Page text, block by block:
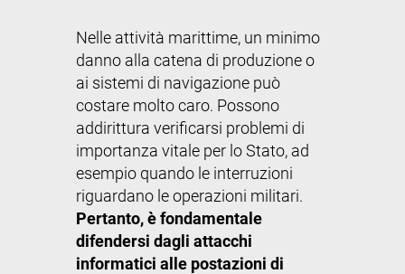
Nelle attività marittime, un minimo
danno alla catena di produzione o
ai sistemi di navigazione può
costare molto caro. Possono
addirittura verificarsi problemi di
importanza vitale per lo Stato, ad
esempio quando le interruzioni
riguardano le operazioni militari.
Pertanto, è fondamentale
difendersi dagli attacchi
informatici alle postazioni di